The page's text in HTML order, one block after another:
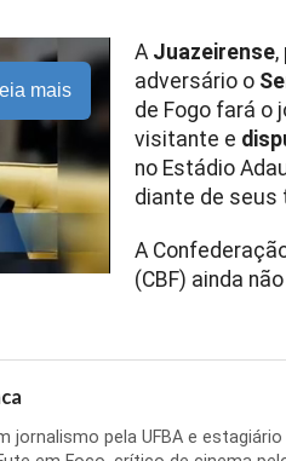
mais
A Juazeirense,
adversário o
de Fogo fará o
visitante e
no Estádio
diante de seus
A
(CBF) ainda
jornalismo pela UFBA e estagiário